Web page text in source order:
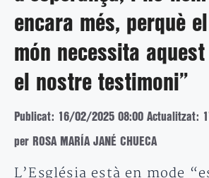
encara més, perquè
món necessita
el nostre testimoni”
Publicat: 16/02/2025 08:00 Actualitzat:
per ROSA MARÍA JANÉ CHUECA
L’Església està en mode